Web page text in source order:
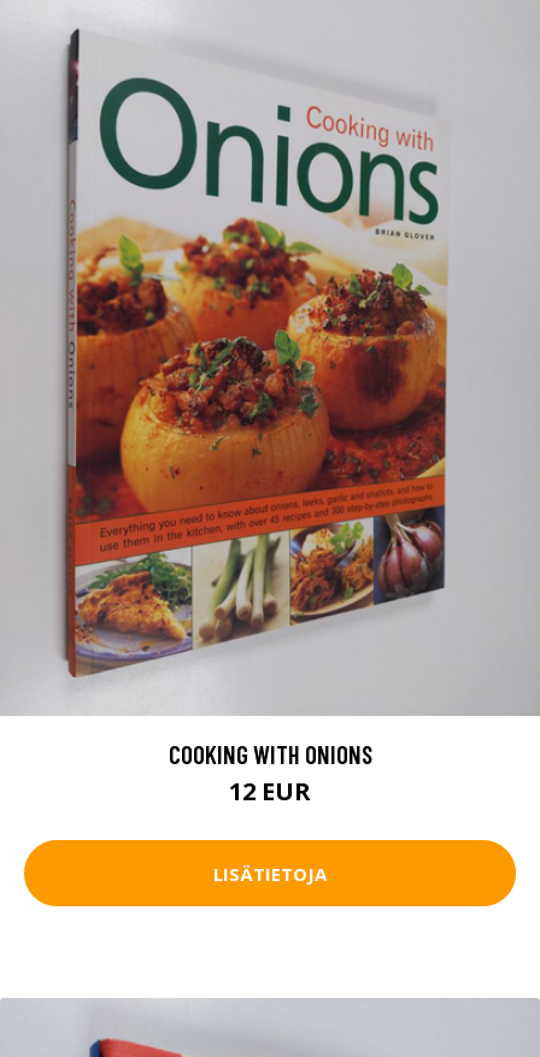
COOKING WITH ONIONS
12 EUR
LISÄTIETOJA